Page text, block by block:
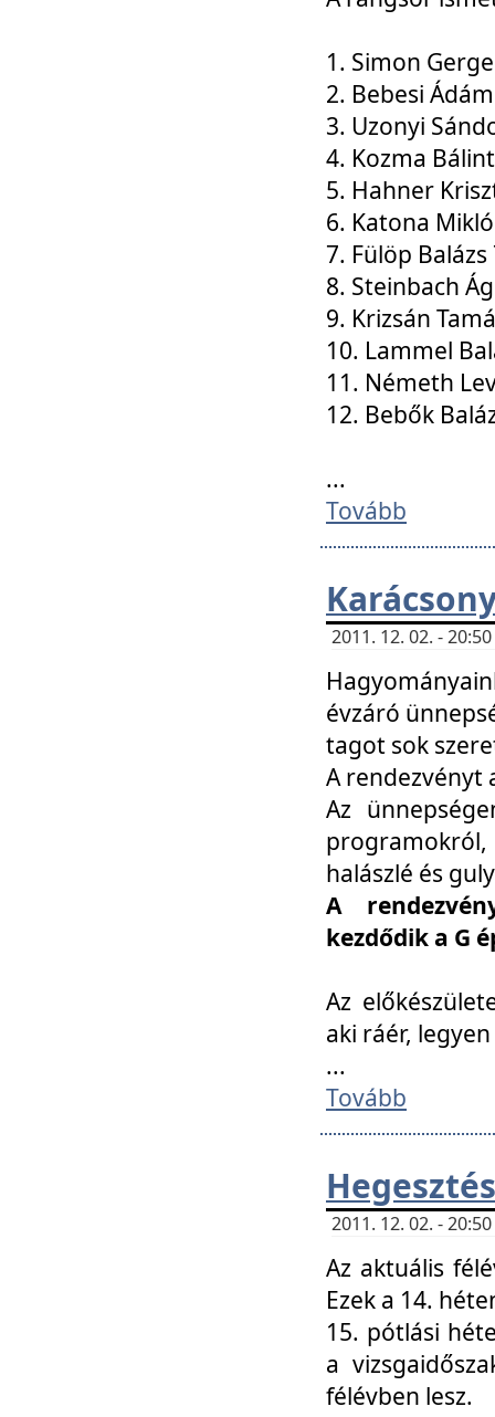
1. Simon
2. Bebesi
3. Uzonyi
4. Kozma
5. Hahner
6. Katona
7. Fülöp
8. Steinbach
9. Krizsán
10. Lammel
11. Németh
12. Bebők
...
Tovább
2011. 12. 02. -
évzáró
tagot sok
A rendezvényt
Az
halászlé és
A
kezdődik a G
Az
aki ráér,
...
Tovább
2011. 12. 02. -
Az aktuális
Ezek a 14.
15. pótlási
a
félévben lesz.